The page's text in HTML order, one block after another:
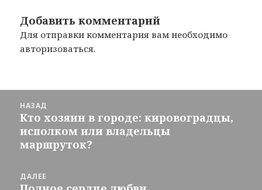
Добавить комментарий
Для отправки комментария вам необходимо
авторизоваться.
записям
НАЗАД
Предыдущая
запись:
Кто хозяин в городе: кировоградцы,
исполком или владельцы
маршруток?
ДАЛЕЕ